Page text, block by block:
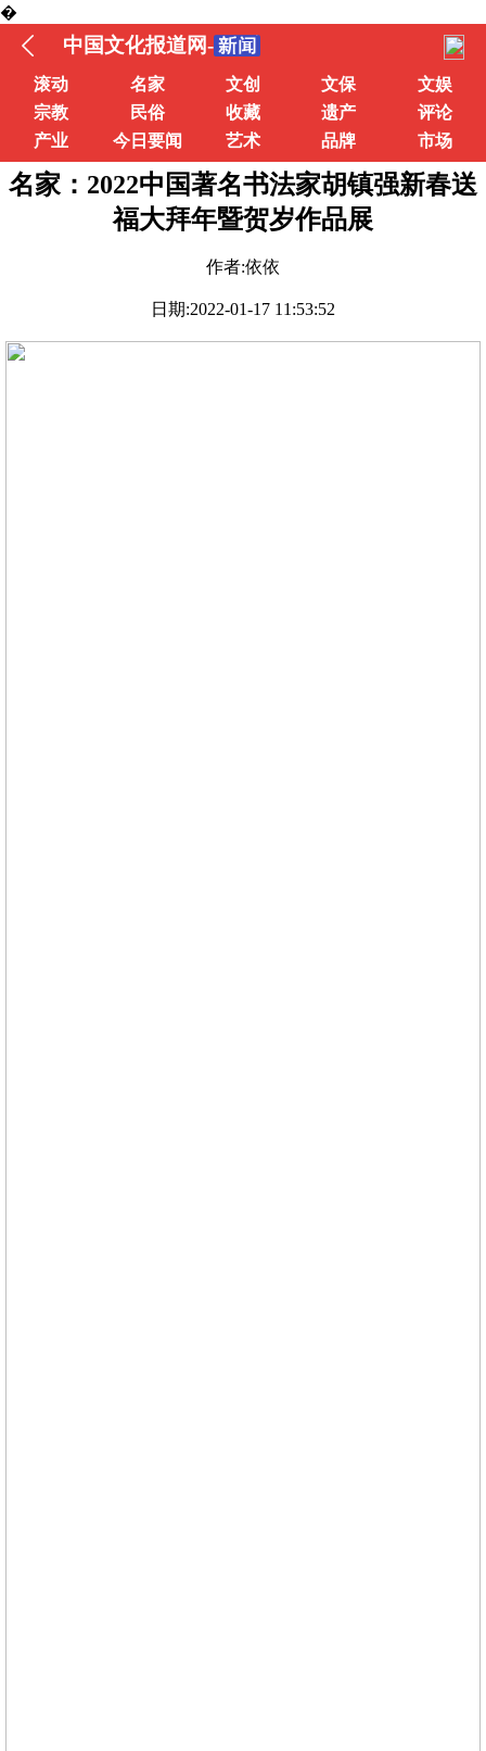
�
中国文化报道网-
滚动 名家 文创 文保
文娱
宗教
民俗 收藏 遗产
评论
产业
今日要闻 艺术 品牌 市场
名家：2022中国著名书法家胡镇强新春送
福大拜年暨贺岁作品展
作者:依依
日期:2022-01-17 11:53:52